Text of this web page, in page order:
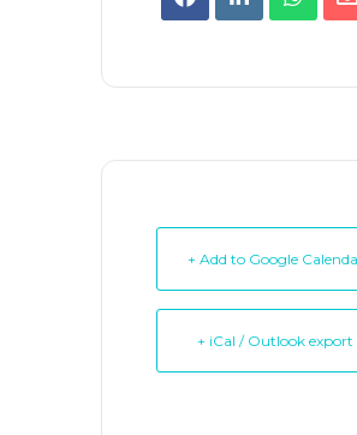
+ Add to Google
+ iCal / Outlook export